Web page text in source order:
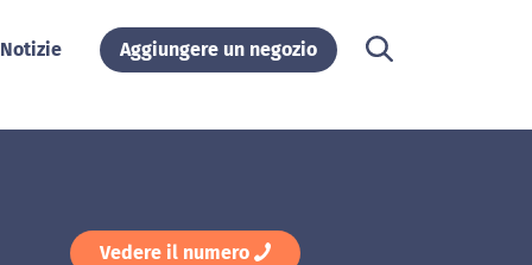
Notizie Aggiungere un negozio
Vedere il numero